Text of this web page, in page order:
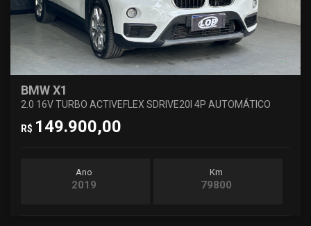
BMW X1
2.0 16V TURBO ACTIVEFLEX SDRIVE20I 4P AUTOMÁTICO
R$ 149.900,00
Ano
2019
Km
79800